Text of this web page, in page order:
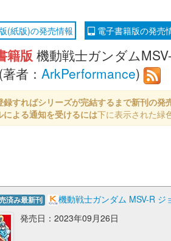
(紙版)の発売情報 電子書籍版の発売
籍版 機動戦士ガンダム
者： ArkPerformance)
録すればシリーズが完結するまで新刊の発
による通知を受けるには下に表示された緑
済み最新刊
機動戦士ガンダム MSV-R
発売日：2023年09月26日